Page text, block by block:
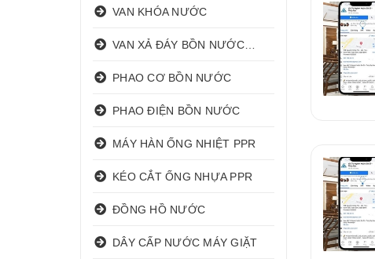
VAN KHÓA NƯỚC
VAN XẢ ĐÁY BỒN NƯỚC INOX
PHAO CƠ BỒN NƯỚC
PHAO ĐIỆN BỒN NƯỚC
MÁY HÀN ỐNG NHIỆT PPR
KÉO CẮT ỐNG NHỰA PPR
ĐỒNG HỒ NƯỚC
DÂY CẤP NƯỚC MÁY GIẶT